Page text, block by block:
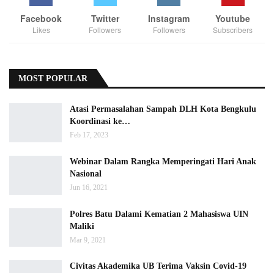
Facebook
Likes
Twitter
Followers
Instagram
Followers
Youtube
Subscribers
MOST POPULAR
Atasi Permasalahan Sampah DLH Kota Bengkulu
Koordinasi ke…
Feb 17, 2023
Webinar Dalam Rangka Memperingati Hari Anak
Nasional
Jun 16, 2021
Polres Batu Dalami Kematian 2 Mahasiswa UIN
Maliki
Mar 9, 2021
Civitas Akademika UB Terima Vaksin Covid-19